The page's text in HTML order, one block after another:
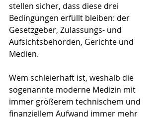
stellen sicher, dass diese drei
Bedingungen erfüllt bleiben: der
Gesetzgeber, Zulassungs- und
Aufsichtsbehörden, Gerichte und
Medien.
Wem schleierhaft ist, weshalb die
sogenannte moderne Medizin mit
immer größerem technischem und
finanziellem Aufwand immer mehr